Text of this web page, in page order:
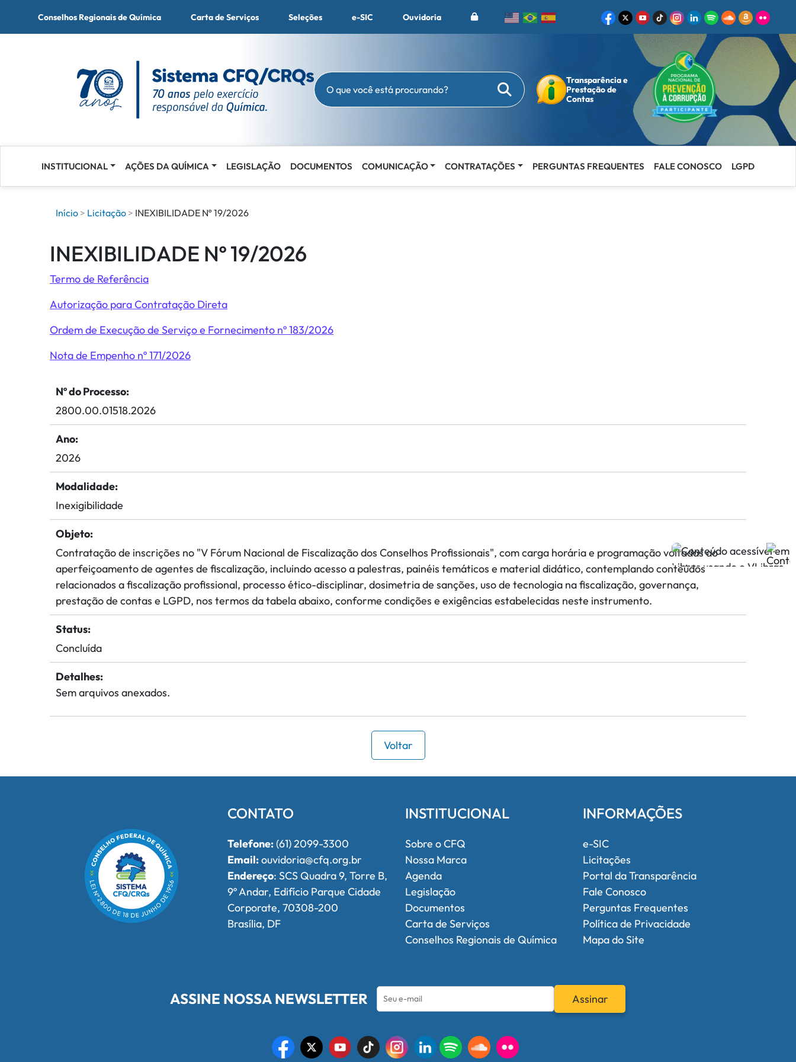
Conselhos Regionais de Química Carta de Serviços Seleções e-SIC Ouvidoria
O que você está procurando? Buscar
Transparência e
Prestação de
Contas
INSTITUCIONAL AÇÕES DA QUÍMICA LEGISLAÇÃO DOCUMENTOS COMUNICAÇÃO CONTRATAÇÕES PERGUNTAS FREQUENTES FALE CONOSCO LGPD
o
Início Licitação INEXIBILIDADE Nº 19/2026
INEXIBILIDADE Nº 19/2026
Termo de Referência
Autorização para Contratação Direta
Ordem de Execução de Serviço e Fornecimento nº 183/2026
Nota de Empenho nº 171/2026
Nº do Processo:
2800.00.01518.2026
Ano:
2026
Modalidade:
Inexigibilidade
Objeto:
Contratação de inscrições no "V Fórum Nacional de Fiscalização dos Conselhos Profissionais", com carga horária e programação voltadas ao
aperfeiçoamento de agentes de fiscalização, incluindo acesso a palestras, painéis temáticos e material didático, contemplando conteúdos
relacionados a fiscalização profissional, processo ético-disciplinar, dosimetria de sanções, uso de tecnologia na fiscalização, governança,
prestação de contas e LGPD, nos termos da tabela abaixo, conforme condições e exigências estabelecidas neste instrumento.
Status:
Concluída
Detalhes:
Sem arquivos anexados.
Voltar
CONTATO
Telefone:(61) 2099-3300
Email:ouvidoria@cfq.org.br
Endereço: SCS Quadra 9, Torre B,
9º Andar, Edifício Parque Cidade
Corporate, 70308-200
Brasília, DF
INSTITUCIONAL
Sobre o CFQ
Nossa Marca
Agenda
Legislação
Documentos
Carta de Serviços
Conselhos Regionais de Química
INFORMAÇÕES
e-SIC
Licitações
Portal da Transparência
Fale Conosco
Perguntas Frequentes
Política de Privacidade
Mapa do Site
ASSINE NOSSA NEWSLETTER Assinar
Redes Sociais do Conselho Federal de Química